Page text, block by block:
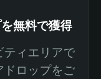
無料で獲得
ィエリアで
ドロップをご